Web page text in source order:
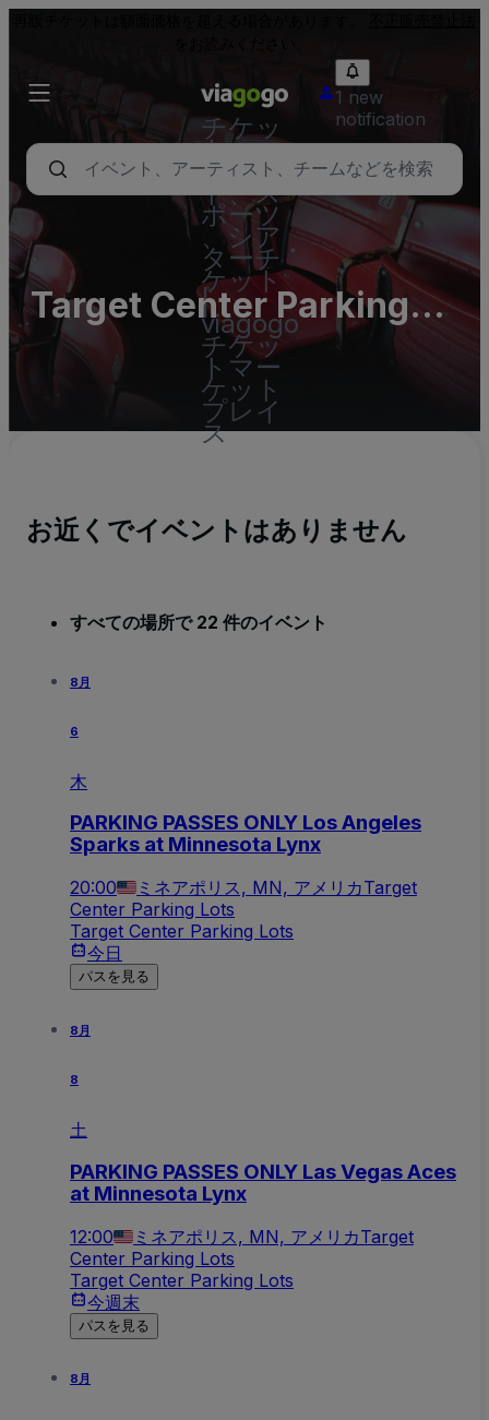
チケッ
ト - コ
ンサー
ト、ス
ポーツ
、シア
ターチ
ケット
|
viagogo
チケッ
トマー
ケット
プレイ
ス
1 new
notification
Target Center Parking
Lots
お近くでイベントはありません
すべての場所で 22 件のイベント
8月
6
木
PARKING PASSES ONLY Los Angeles
Sparks at Minnesota Lynx
20:00 ミネアポリス, MN, アメリカTarget
Center Parking Lots
Target Center Parking Lots
今日
パスを見る
8月
8
土
PARKING PASSES ONLY Las Vegas Aces
at Minnesota Lynx
12:00 ミネアポリス, MN, アメリカTarget
Center Parking Lots
Target Center Parking Lots
今週末
パスを見る
8月